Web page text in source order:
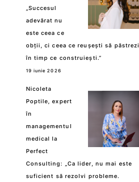
„Succesul
adevărat nu
este ceea ce
obții, ci ceea ce reușești să păstrezi
în timp ce construiești.”
19 iunie 2026
Nicoleta
Poptile, expert
în
managementul
medical la
Perfect
Consulting: „Ca lider, nu mai este
suficient să rezolvi probleme.